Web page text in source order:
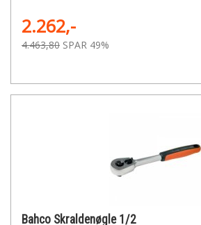
2.262,-
4.463,80 SPAR 49%
Bahco Skraldenøgle 1/2